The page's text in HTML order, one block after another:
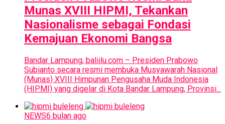
Munas XVIII HIPMI, Tekankan
Nasionalisme sebagai Fondasi
Kemajuan Ekonomi Bangsa
Bandar Lampung, baliilu.com – Presiden Prabowo
Subianto secara resmi membuka Musyawarah Nasional
(Munas) XVIII Himpunan Pengusaha Muda Indonesia
(HIPMI) yang digelar di Kota Bandar Lampung, Provinsi...
NEWS6 bulan ago